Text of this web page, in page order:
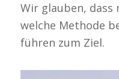
Wir glauben, dass
welche Methode
führen zum Ziel.